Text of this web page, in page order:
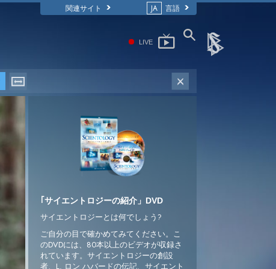
関連サイト JA 言語
LIVE
｢サイエントロジーの紹介」DVD
サイエントロジーとは何でしょう?
ご自分の目で確かめてみてください。こ
のDVDには、80本以上のビデオが収録さ
れています。サイエントロジーの創設
者、L. ロン ハバードの伝記、サイエント